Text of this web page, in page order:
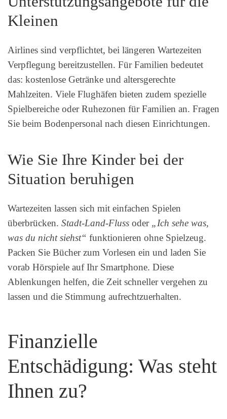
Kleinen
Airlines sind verpflichtet, bei längeren Wartezeiten
Verpflegung bereitzustellen. Für Familien bedeutet
das: kostenlose Getränke und altersgerechte
Mahlzeiten. Viele Flughäfen bieten zudem spezielle
Spielbereiche oder Ruhezonen für Familien an. Fragen
Sie beim Bodenpersonal nach diesen Einrichtungen.
Wie Sie Ihre Kinder bei der
Situation beruhigen
Wartezeiten lassen sich mit einfachen Spielen
überbrücken. Stadt-Land-Fluss oder „Ich sehe was,
was du nicht siehst“ funktionieren ohne Spielzeug.
Packen Sie Bücher zum Vorlesen ein und laden Sie
vorab Hörspiele auf Ihr Smartphone. Diese
Ablenkungen helfen, die Zeit schneller vergehen zu
lassen und die Stimmung aufrechtzuerhalten.
Finanzielle
Entschädigung: Was steht
Ihnen zu?